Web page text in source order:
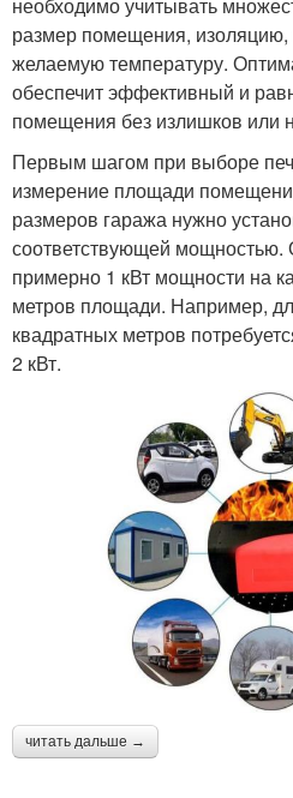
размер помещения, изоляцию,
желаемую температуру.
обеспечит эффективный и
помещения без излишков или
Первым шагом при выборе
измерение площади
размеров гаража нужно
соответствующей мощностью.
примерно 1 кВт мощности на
метров площади. Например,
квадратных метров
2 кВт.
читать дальше →